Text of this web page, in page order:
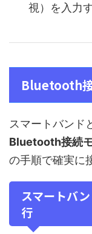
視）を入力
Bluetooth
スマートバンド
Bluetooth接続
の手順で確実に
スマートバ
行